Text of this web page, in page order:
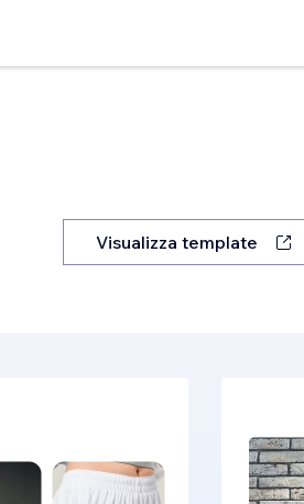
Visualizza template